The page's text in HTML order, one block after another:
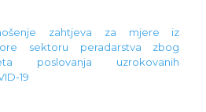
zahtjeva za mjere iz
sektoru peradarstva zbog
poslovanja uzrokovanih
19